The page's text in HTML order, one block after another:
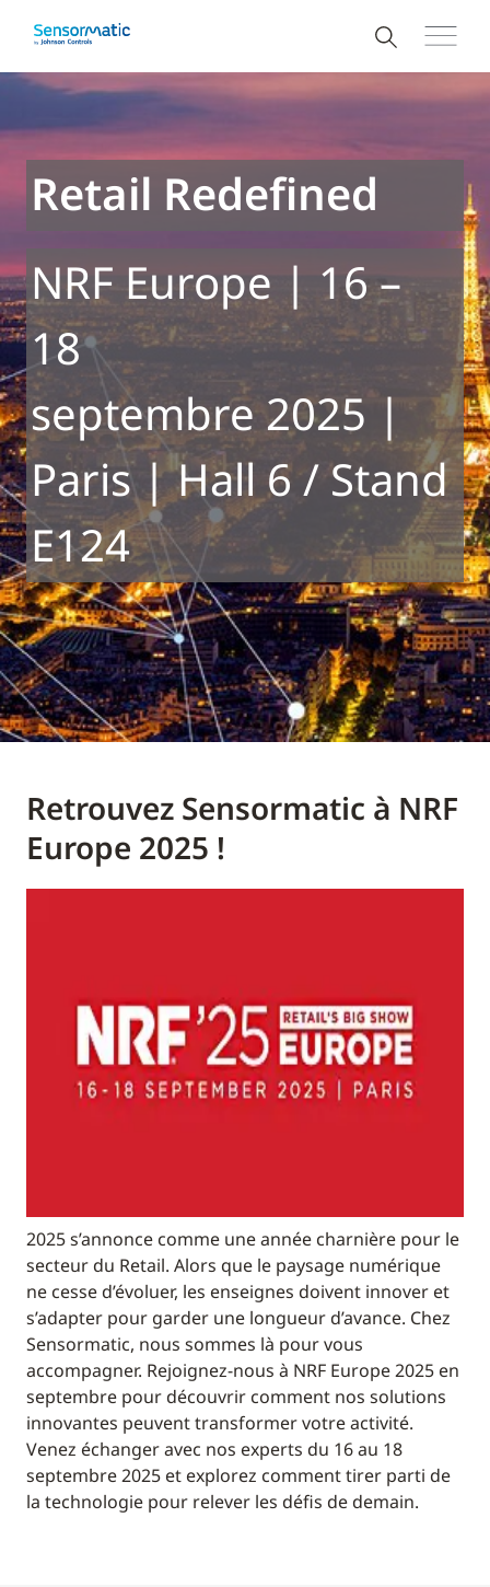
Retail Redefined
NRF Europe | 16 –
18
septembre 2025 |
Paris | Hall 6 / Stand
E124
Retrouvez Sensormatic à NRF
Europe 2025 !
2025 s’annonce comme une année charnière pour le
secteur du Retail. Alors que le paysage numérique
ne cesse d’évoluer, les enseignes doivent innover et
s’adapter pour garder une longueur d’avance. Chez
Sensormatic, nous sommes là pour vous
accompagner. Rejoignez-nous à NRF Europe 2025 en
septembre pour découvrir comment nos solutions
innovantes peuvent transformer votre activité.
Venez échanger avec nos experts du 16 au 18
septembre 2025 et explorez comment tirer parti de
la technologie pour relever les défis de demain.